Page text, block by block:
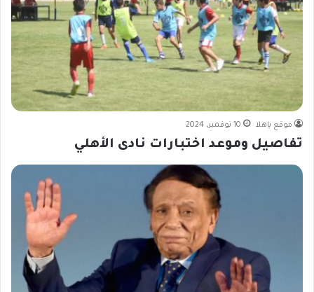
موقع ياهلا 10 نوفمبر، 2024
تفاصيل وموعد اختبارات نادى الأهلي